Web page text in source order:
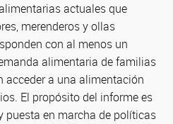
actuales que
merenderos y ollas
con al menos un
alimentaria de familias
acceder a una alimentación
El propósito del informe es
puesta en marcha de políticas